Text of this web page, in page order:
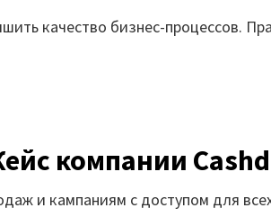
качество бизнес-процессов.
компании
и кампаниям с доступом для